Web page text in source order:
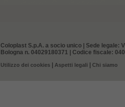
Coloplast S.p.A. a socio unico | Sede legale:
Bologna n. 04029180371 | Codice fiscale:
Utilizzo dei cookies | Aspetti legali | Chi siamo